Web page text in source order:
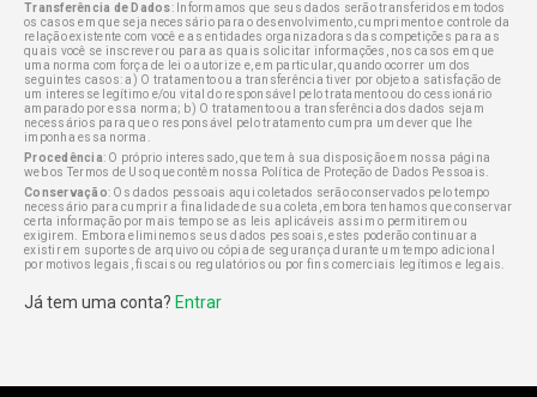
Transferência de Dados: Informamos que seus dados serão transferidos em todos
os casos em que seja necessário para o desenvolvimento, cumprimento e controle da
relação existente com você e as entidades organizadoras das competições para as
quais você se inscrever ou para as quais solicitar informações, nos casos em que
uma norma com força de lei o autorize e, em particular, quando ocorrer um dos
seguintes casos: a) O tratamento ou a transferência tiver por objeto a satisfação de
um interesse legítimo e/ou vital do responsável pelo tratamento ou do cessionário
amparado por essa norma; b) O tratamento ou a transferência dos dados sejam
necessários para que o responsável pelo tratamento cumpra um dever que lhe
imponha essa norma.
Procedência: O próprio interessado, que tem à sua disposição em nossa página
web os Termos de Uso que contêm nossa Política de Proteção de Dados Pessoais.
Conservação: Os dados pessoais aqui coletados serão conservados pelo tempo
necessário para cumprir a finalidade de sua coleta, embora tenhamos que conservar
certa informação por mais tempo se as leis aplicáveis assim o permitirem ou
exigirem. Embora eliminemos seus dados pessoais, estes poderão continuar a
existir em suportes de arquivo ou cópia de segurança durante um tempo adicional
por motivos legais, fiscais ou regulatórios ou por fins comerciais legítimos e legais.
Já tem uma conta? Entrar